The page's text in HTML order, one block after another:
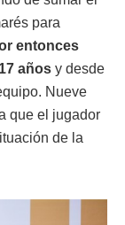
para
entonces
años y desde
Nueve
que el jugador
de la